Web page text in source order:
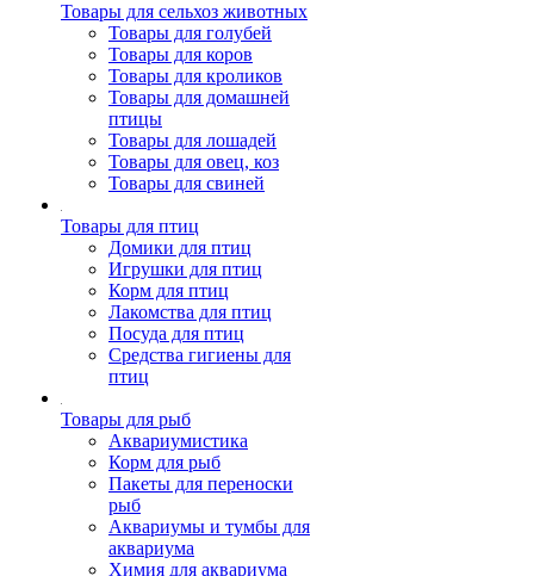
Товары для сельхоз животных
Товары для голубей
Товары для коров
Товары для кроликов
Товары для домашней
птицы
Товары для лошадей
Товары для овец, коз
Товары для свиней
Товары для птиц
Домики для птиц
Игрушки для птиц
Корм для птиц
Лакомства для птиц
Посуда для птиц
Средства гигиены для
птиц
Товары для рыб
Аквариумистика
Корм для рыб
Пакеты для переноски
рыб
Аквариумы и тумбы для
аквариума
Химия для аквариума